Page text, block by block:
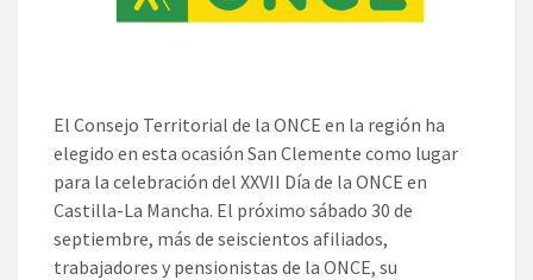
El Consejo Territorial de la ONCE en la región ha
elegido en esta ocasión San Clemente como lugar
para la celebración del XXVII Día de la ONCE en
Castilla-La Mancha. El próximo sábado 30 de
septiembre, más de seiscientos afiliados,
trabajadores y pensionistas de la ONCE, su